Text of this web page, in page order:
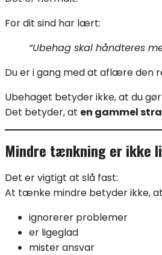
For dit sind har lært:
“Ubehag skal håndteres
Du er i gang med at aflære den
Ubehaget betyder ikke, at du
Det betyder, at en gammel
Mindre tænkning er ikke
Det er vigtigt at slå fast:
At tænke mindre betyder ikke,
ignorerer problemer
er ligeglad
mister ansvar